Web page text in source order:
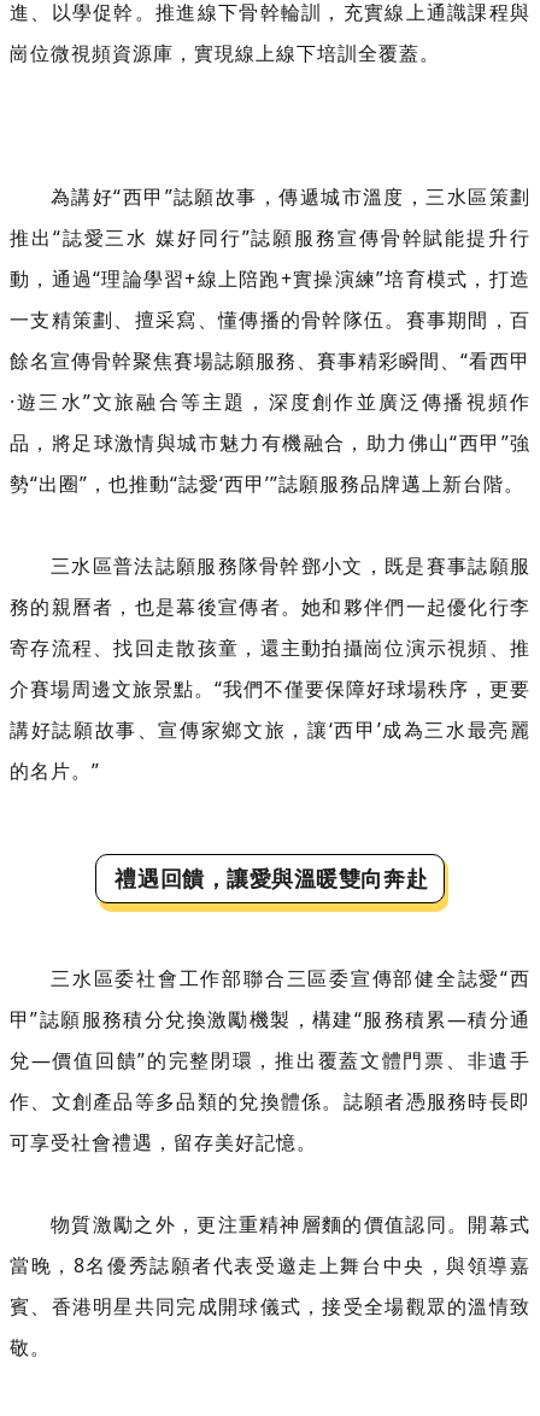
進、以學促幹。推進線下骨幹輪訓，充實線上通識課程與
崗位微視頻資源庫，實現線上線下培訓全覆蓋。
為講好“西甲”誌願故事，傳遞城市溫度，三水區策劃
推出“誌愛三水 媒好同行”誌願服務宣傳骨幹賦能提升行
動，通過“理論學習+線上陪跑+實操演練”培育模式，打造
一支精策劃、擅采寫、懂傳播的骨幹隊伍。賽事期間，百
餘名宣傳骨幹聚焦賽場誌願服務、賽事精彩瞬間、“看西甲
·遊三水”文旅融合等主題，深度創作並廣泛傳播視頻作
品，將足球激情與城市魅力有機融合，助力佛山“西甲”強
勢“出圈”，也推動“誌愛‘西甲’”誌願服務品牌邁上新台階。
三水區普法誌願服務隊骨幹鄧小文，既是賽事誌願服
務的親曆者，也是幕後宣傳者。她和夥伴們一起優化行李
寄存流程、找回走散孩童，還主動拍攝崗位演示視頻、推
介賽場周邊文旅景點。“我們不僅要保障好球場秩序，更要
講好誌願故事、宣傳家鄉文旅，讓‘西甲’成為三水最亮麗
的名片。”
禮遇回饋，讓愛與溫暖雙向奔赴
三水區委社會工作部聯合三區委宣傳部健全誌愛“西
甲”誌願服務積分兌換激勵機製， 構建“服務積累—積分通
兌—價值回饋”的完整閉環，推出覆蓋文體門票、非遺手
作、文創產品等多品類的兌換體係。誌願者憑服務時長即
可享受社會禮遇，留存美好記憶。
物質激勵之外，更注重精神層麵的價值認同。開幕式
當晚，8名優秀誌願者代表受邀走上舞台中央，與領導嘉
賓、香港明星共同完成開球儀式，接受全場觀眾的溫情致
敬。